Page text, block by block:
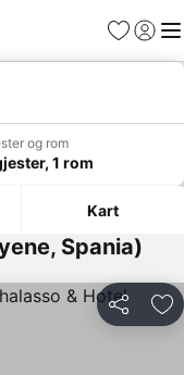
Favoritter
Logg
og rom
1 rom
Kart
Spania)
Del